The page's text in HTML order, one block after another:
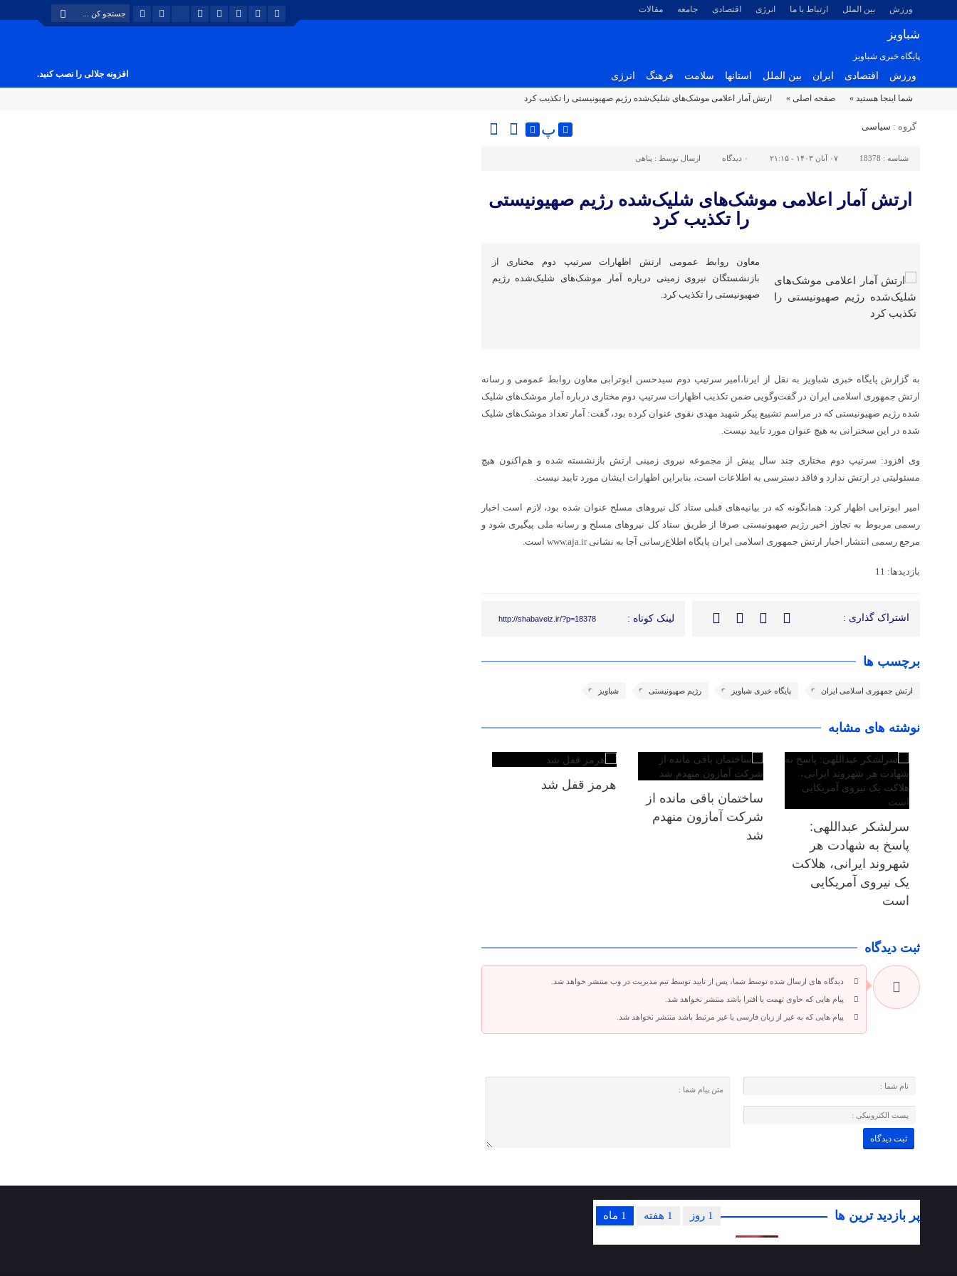
ورزش بین الملل ارتباط با ما انرژی اقتصادی جامعه مقالات
شباویز
پایگاه خبری شباویز
ورزش اقتصادی ایران بین الملل استانها سلامت فرهنگ انرژی افزونه جلالی را نصب کنید.
شما اینجا هستید » صفحه اصلی » ارتش آمار اعلامی موشک‌های شلیک‌شده رژیم صهیونیستی را تکذیب کرد
گروه : سیاسی پ
شناسه : 18378 ۰۷ آبان ۱۴۰۳ - ۲۱:۱۵ ۰ دیدگاه ارسال توسط : پناهی
ارتش آمار اعلامی موشک‌های شلیک‌شده رژیم صهیونیستی
را تکذیب کرد
معاون روابط عمومی ارتش اظهارات سرتیپ دوم مختاری از
بازنشستگان نیروی زمینی درباره آمار موشک‌های شلیک‌شده رژیم
صهیونیستی را تکذیب کرد.
به گزارش پایگاه خبری شباویز به نقل از ایرنا،امیر سرتیپ دوم سیدحسن ابوترابی معاون روابط عمومی و رسانه
ارتش جمهوری اسلامی ایران در گفت‌وگویی ضمن تکذیب اظهارات سرتیپ دوم مختاری درباره آمار موشک‌های شلیک
شده رژیم صهیونیستی که در مراسم تشییع پیکر شهید مهدی نقوی عنوان کرده بود، گفت: آمار تعداد موشک‌های شلیک
شده در این سخنرانی به هیچ عنوان مورد تایید نیست.
وی افزود: سرتیپ دوم مختاری چند سال پیش از مجموعه نیروی زمینی ارتش بازنشسته شده و هم‌اکنون هیچ
مسئولیتی در ارتش ندارد و فاقد دسترسی به اطلاعات است، بنابراین اظهارات ایشان مورد تایید نیست.
امیر ابوترابی اظهار کرد: همانگونه که در بیانیه‌های قبلی ستاد کل نیروهای مسلح عنوان شده بود، لازم است اخبار
رسمی مربوط به تجاوز اخیر رژیم صهیونیستی صرفا از طریق ستاد کل نیروهای مسلح و رسانه ملی پیگیری شود و
مرجع رسمی انتشار اخبار ارتش جمهوری اسلامی ایران پایگاه اطلاع‌رسانی آجا به نشانی www.aja.ir است.
بازدیدها: 11
اشتراک گذاری : لینک کوتاه : http://shabaveiz.ir/?p=18378
برچسب ها
ارتش جمهوری اسلامی ایران پایگاه خبری شباویز رژیم صهیونیستی شباویز
نوشته های مشابه
سرلشکر عبداللهی:
پاسخ به شهادت هر
شهروند ایرانی، هلاکت
یک نیروی آمریکایی
است
ساختمان باقی مانده از
شرکت آمازون منهدم
شد
هرمز قفل شد
ثبت دیدگاه
دیدگاه های ارسال شده توسط شما، پس از تایید توسط تیم مدیریت در وب منتشر خواهد شد.
پیام هایی که حاوی تهمت یا افترا باشد منتشر نخواهد شد.
پیام هایی که به غیر از زبان فارسی یا غیر مرتبط باشد منتشر نخواهد شد.
پر بازدید ترین ها 1 ماه 1 هفته 1 روز